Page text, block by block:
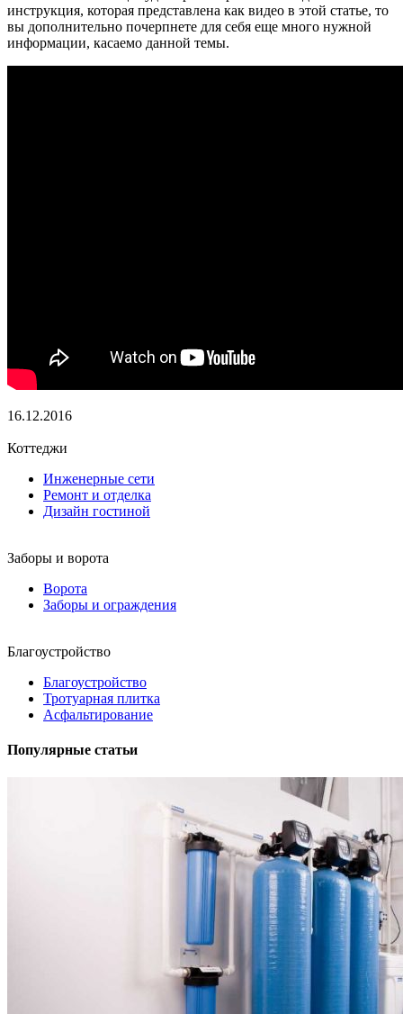
инструкция, которая представлена как видео в этой статье, то
вы дополнительно почерпнете для себя еще много нужной
информации, касаемо данной темы.
16.12.2016
Коттеджи
Инженерные сети
Ремонт и отделка
Дизайн гостиной
Заборы и ворота
Ворота
Заборы и ограждения
Благоустройство
Благоустройство
Тротуарная плитка
Асфальтирование
Популярные статьи